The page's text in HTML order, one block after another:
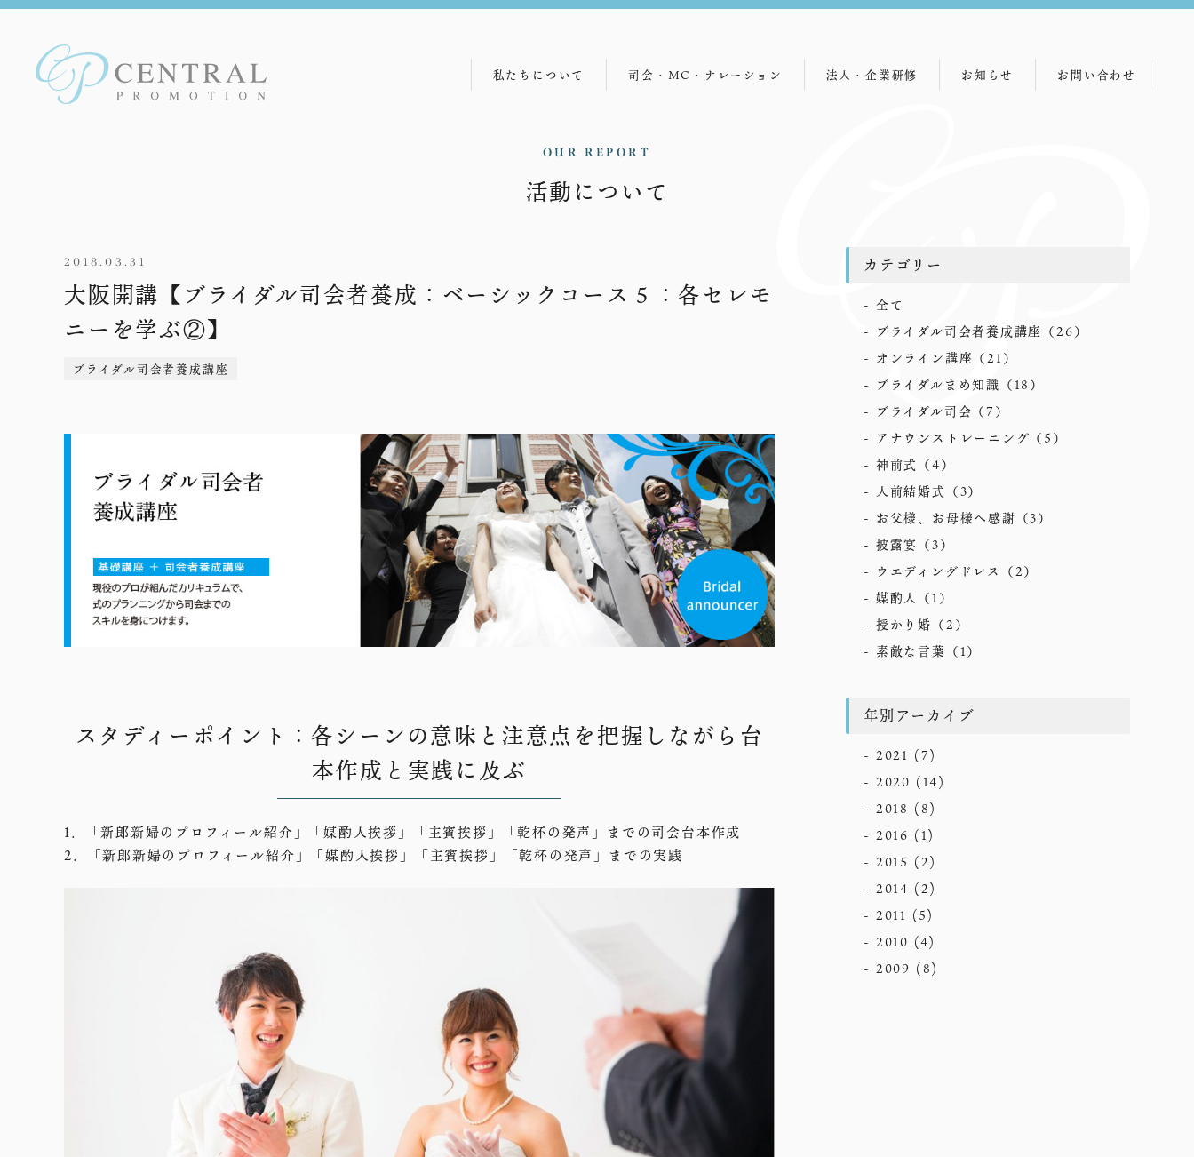
私たちについて
経営理念
沿革・経緯
司会・MC・ナレーション
主な契約先
司会者紹介
法人・企業研修 お知らせ お問い合わせ
OUR REPORT
活動について
2018.03.31
大阪開講【ブライダル司会者養成：ベーシックコース５：各セレモ
ニーを学ぶ②】
ブライダル司会者養成講座
スタディーポイント：各シーンの意味と注意点を把握しながら台
本作成と実践に及ぶ
1．「新郎新婦のプロフィール紹介」「媒酌人挨拶」「主賓挨拶」「乾杯の発声」までの司会台本作成
2．「新郎新婦のプロフィール紹介」「媒酌人挨拶」「主賓挨拶」「乾杯の発声」までの実践
カテゴリー
全て
ブライダル司会者養成講座 （26）
オンライン講座 （21）
ブライダルまめ知識 （18）
ブライダル司会 （7）
アナウンストレーニング （5）
神前式 （4）
人前結婚式 （3）
お父様、お母様へ感謝 （3）
披露宴 （3）
ウエディングドレス （2）
媒酌人 （1）
授かり婚 （2）
素敵な言葉 （1）
年別アーカイブ
2021 (7)
2020 (14)
2018 (8)
2016 (1)
2015 (2)
2014 (2)
2011 (5)
2010 (4)
2009 (8)